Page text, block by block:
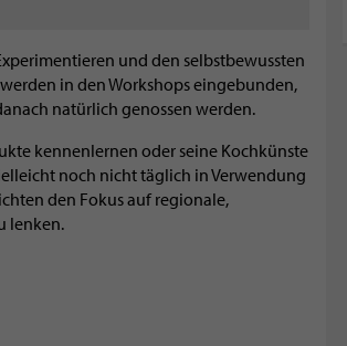
und den selbstbewussten
in den Workshops eingebunden,
natürlich genossen werden.
kennenlernen oder seine Kochkünste
noch nicht täglich in Verwendung
den Fokus auf regionale,
lenken.